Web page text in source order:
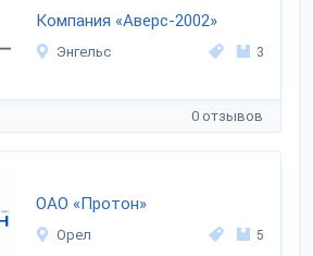
Компания «Аверс-2002»
Энгельс 3
0 отзывов
ОАО «Протон»
Орел 5